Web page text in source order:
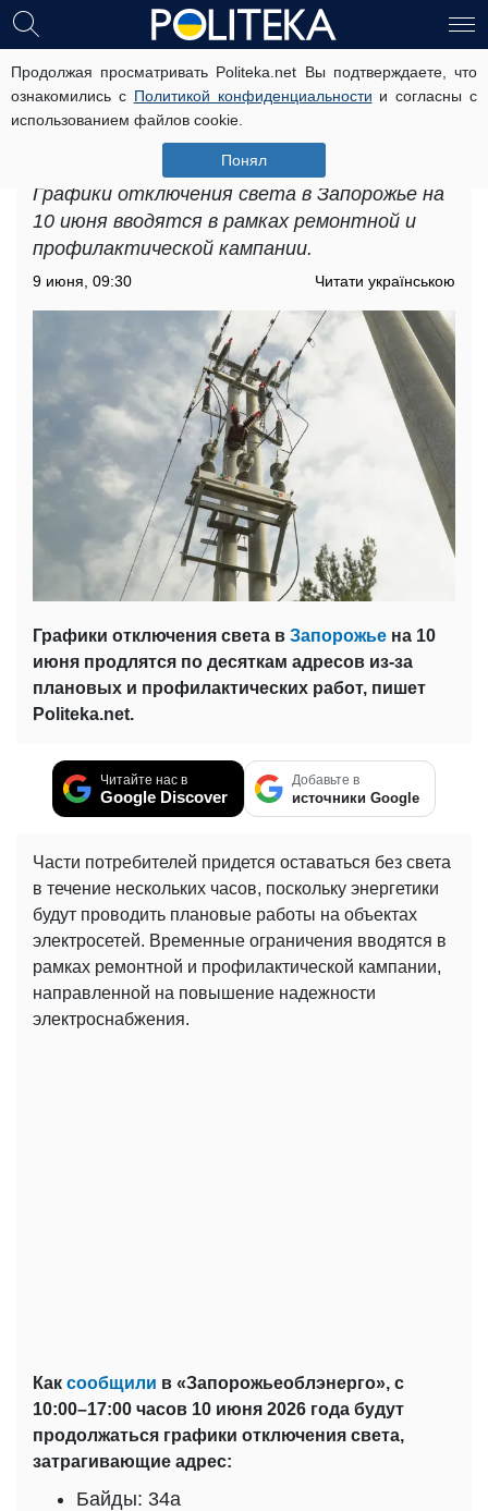
Продолжая просматривать Politeka.net Вы подтверждаете, что
ознакомились с Политикой конфиденциальности и согласны с
использованием файлов cookie.
Понял
Графики отключения света в
Запорожье на 10 июня: энергетики
предупредили о длительных
Графики отключения света в Запорожье на
10 июня вводятся в рамках ремонтной и
профилактической кампании.
9 июня, 09:30 Читати українською
Графики отключения света в Запорожье на 10
июня продлятся по десяткам адресов из-за
плановых и профилактических работ, пишет
Politeka.net.
Читайте нас в
Google Discover
Добавьте в
источники Google
Части потребителей придется оставаться без света
в течение нескольких часов, поскольку энергетики
будут проводить плановые работы на объектах
электросетей. Временные ограничения вводятся в
рамках ремонтной и профилактической кампании,
направленной на повышение надежности
электроснабжения.
Как сообщили в «Запорожьеоблэнерго», с
10:00–17:00 часов 10 июня 2026 года будут
продолжаться графики отключения света,
затрагивающие адрес:
Байды: 34а